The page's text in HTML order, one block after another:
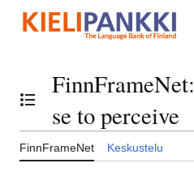
sisältöön
Vaihda sisällysluettelo
FinnFrameNet:
se to perceive
FinnFrameNet Keskustelu